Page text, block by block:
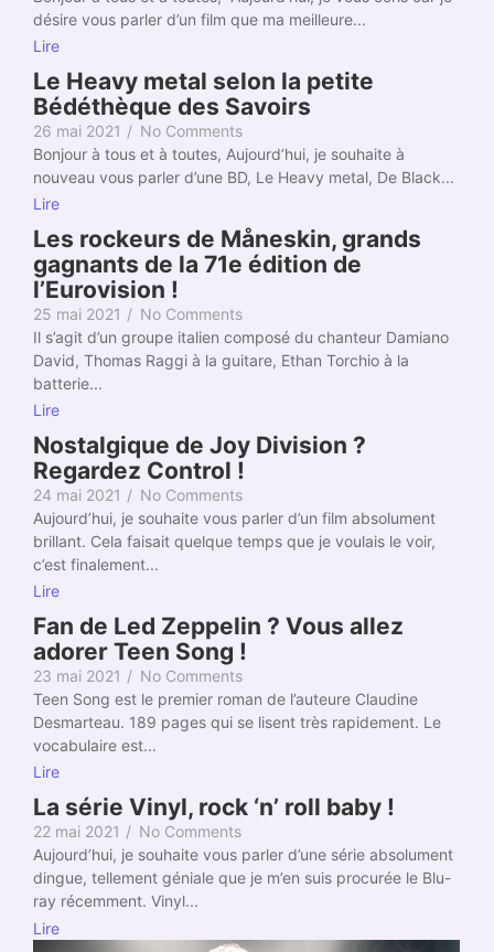
désire vous parler d’un film que ma meilleure...
Lire
Le Heavy metal selon la petite
Bédéthèque des Savoirs
26 mai 2021 / No Comments
Bonjour à tous et à toutes, Aujourd’hui, je souhaite à
nouveau vous parler d’une BD, Le Heavy metal, De Black...
Lire
Les rockeurs de Måneskin, grands
gagnants de la 71e édition de
l’Eurovision !
25 mai 2021 / No Comments
Il s’agit d’un groupe italien composé du chanteur Damiano
David, Thomas Raggi à la guitare, Ethan Torchio à la
batterie...
Lire
Nostalgique de Joy Division ?
Regardez Control !
24 mai 2021 / No Comments
Aujourd’hui, je souhaite vous parler d’un film absolument
brillant. Cela faisait quelque temps que je voulais le voir,
c’est finalement...
Lire
Fan de Led Zeppelin ? Vous allez
adorer Teen Song !
23 mai 2021 / No Comments
Teen Song est le premier roman de l’auteure Claudine
Desmarteau. 189 pages qui se lisent très rapidement. Le
vocabulaire est...
Lire
La série Vinyl, rock ‘n’ roll baby !
22 mai 2021 / No Comments
Aujourd’hui, je souhaite vous parler d’une série absolument
dingue, tellement géniale que je m’en suis procurée le Blu-
ray récemment. Vinyl...
Lire